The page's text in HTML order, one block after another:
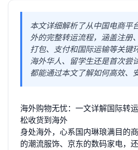
本文详细解析了从中国电商平
外的完整转运流程，涵盖注册
打包、支付和国际运输等关键
海外华人、留学生还是首次尝
都能通过本文了解如何高效、
海外购物无忧：一文详解国际转
松收货到海外
身处海外，心系国内琳琅满目的
的潮流服饰、京东的数码家电，